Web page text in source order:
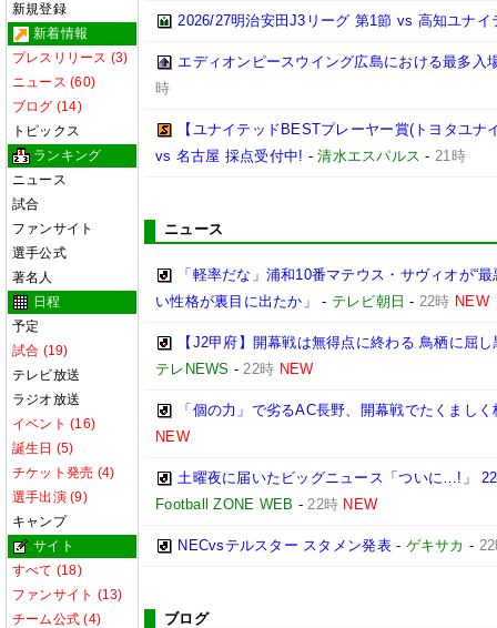
新規登録
新着情報
プレスリリース (3)
ニュース (60)
ブログ (14)
トピックス
ランキング
ニュース
試合
ファンサイト
選手公式
著名人
日程
予定
試合 (19)
テレビ放送
ラジオ放送
イベント (16)
誕生日 (5)
チケット発売 (4)
選手出演 (9)
キャンプ
サイト
すべて (18)
ファンサイト (13)
チーム公式 (4)
2026/27明治安田J3リーグ 第1節 vs 高知ユナイ
エディオンピースウイング広島における最多入
時
【ユナイテッドBESTプレーヤー賞(トヨタユ
vs 名古屋 採点受付中! -清水エスパルス - 21時
ニュース
「軽率だな」浦和10番マテウス・サヴィオが“
い性格が裏目に出たか」
- テレビ朝日 - 22時 NEW
【J2甲府】開幕戦は無得点に終わる 鳥栖に屈
テレNEWS -22時 NEW
「個の力」で劣るAC長野、開幕戦でたくまし
NEW
土曜夜に届いたビッグニュース「ついに…!」
Football ZONE WEB -22時 NEW
NECvsテルスター スタメン発表- ゲキサカ -
ブログ